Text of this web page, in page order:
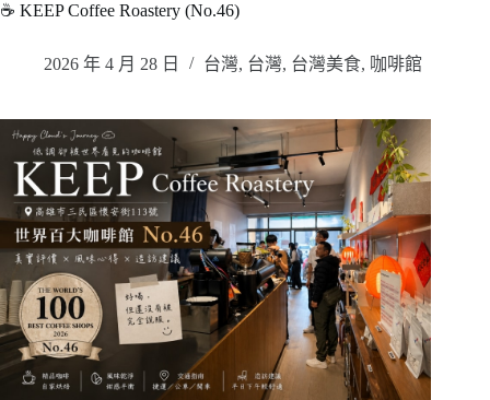
☕ KEEP Coffee Roastery (No.46)
2026 年 4 月 28 日 台灣, 台灣, 台灣美食, 咖啡館